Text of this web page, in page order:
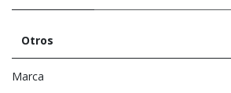
Otros
Marca